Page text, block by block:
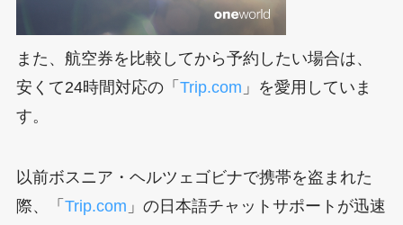
また、航空券を比較してから予約したい場合は、
安くて24時間対応の「 Trip.com 」を愛用していま
す。
以前ボスニア・ヘルツェゴビナで携帯を盗まれた
際、「 Trip.com 」の日本語チャットサポートが迅速